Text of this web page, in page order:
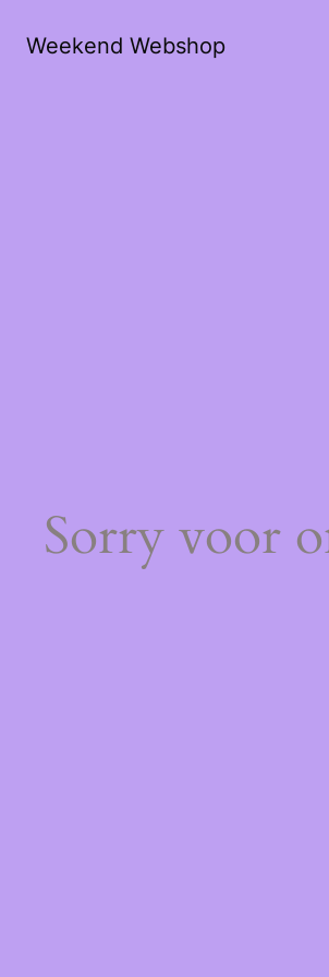
Weekend Webshop
Sorry voor